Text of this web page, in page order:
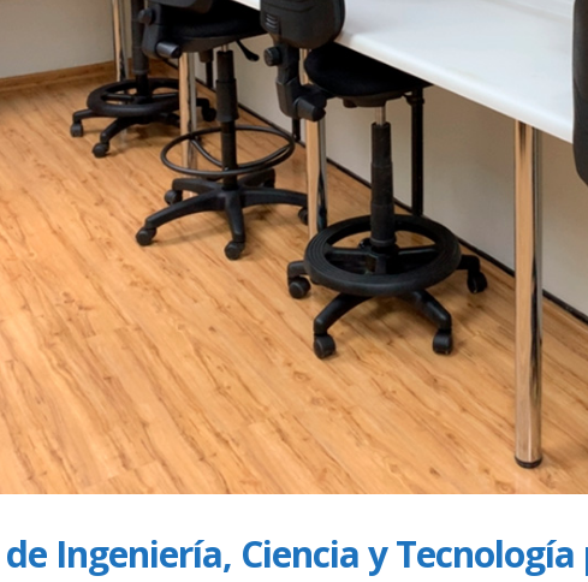
Ingeniería, Ciencia y